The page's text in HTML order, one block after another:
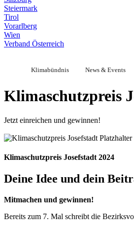
Steiermark
Tirol
Vorarlberg
Wien
Verband Österreich
Klimabündnis News & Events
Klimaschutzpreis
Jetzt einreichen und gewinnen!
Klimaschutzpreis Josefstadt 2024
Deine Idee und dein
Mitmachen und gewinnen!
Bereits zum 7. Mal schreibt die